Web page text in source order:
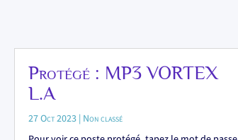
Protégé : MP3 VORTEX
L.A
27 Oct 2023| Non classé